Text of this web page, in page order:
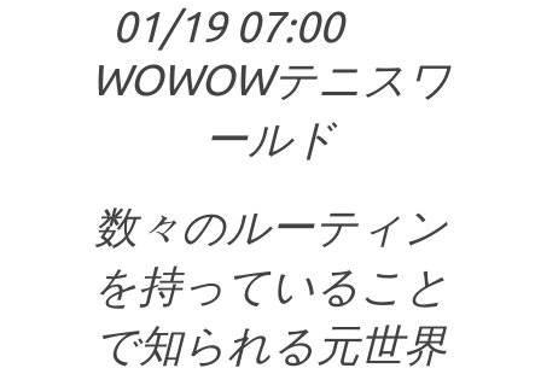
01/19 07:00
WOWOWテニスワ
ールド
数々のルーティン
を持っていること
で知られる元世界